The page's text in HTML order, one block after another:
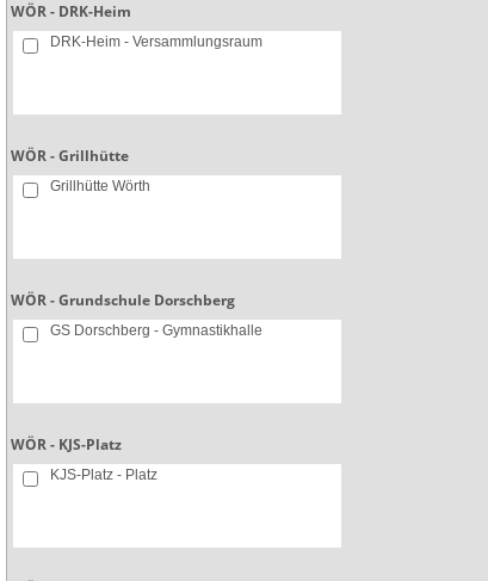
WÖR - DRK-Heim
DRK-Heim - Versammlungsraum
WÖR - Grillhütte
Grillhütte Wörth
WÖR - Grundschule Dorschberg
GS Dorschberg - Gymnastikhalle
WÖR - KJS-Platz
KJS-Platz - Platz